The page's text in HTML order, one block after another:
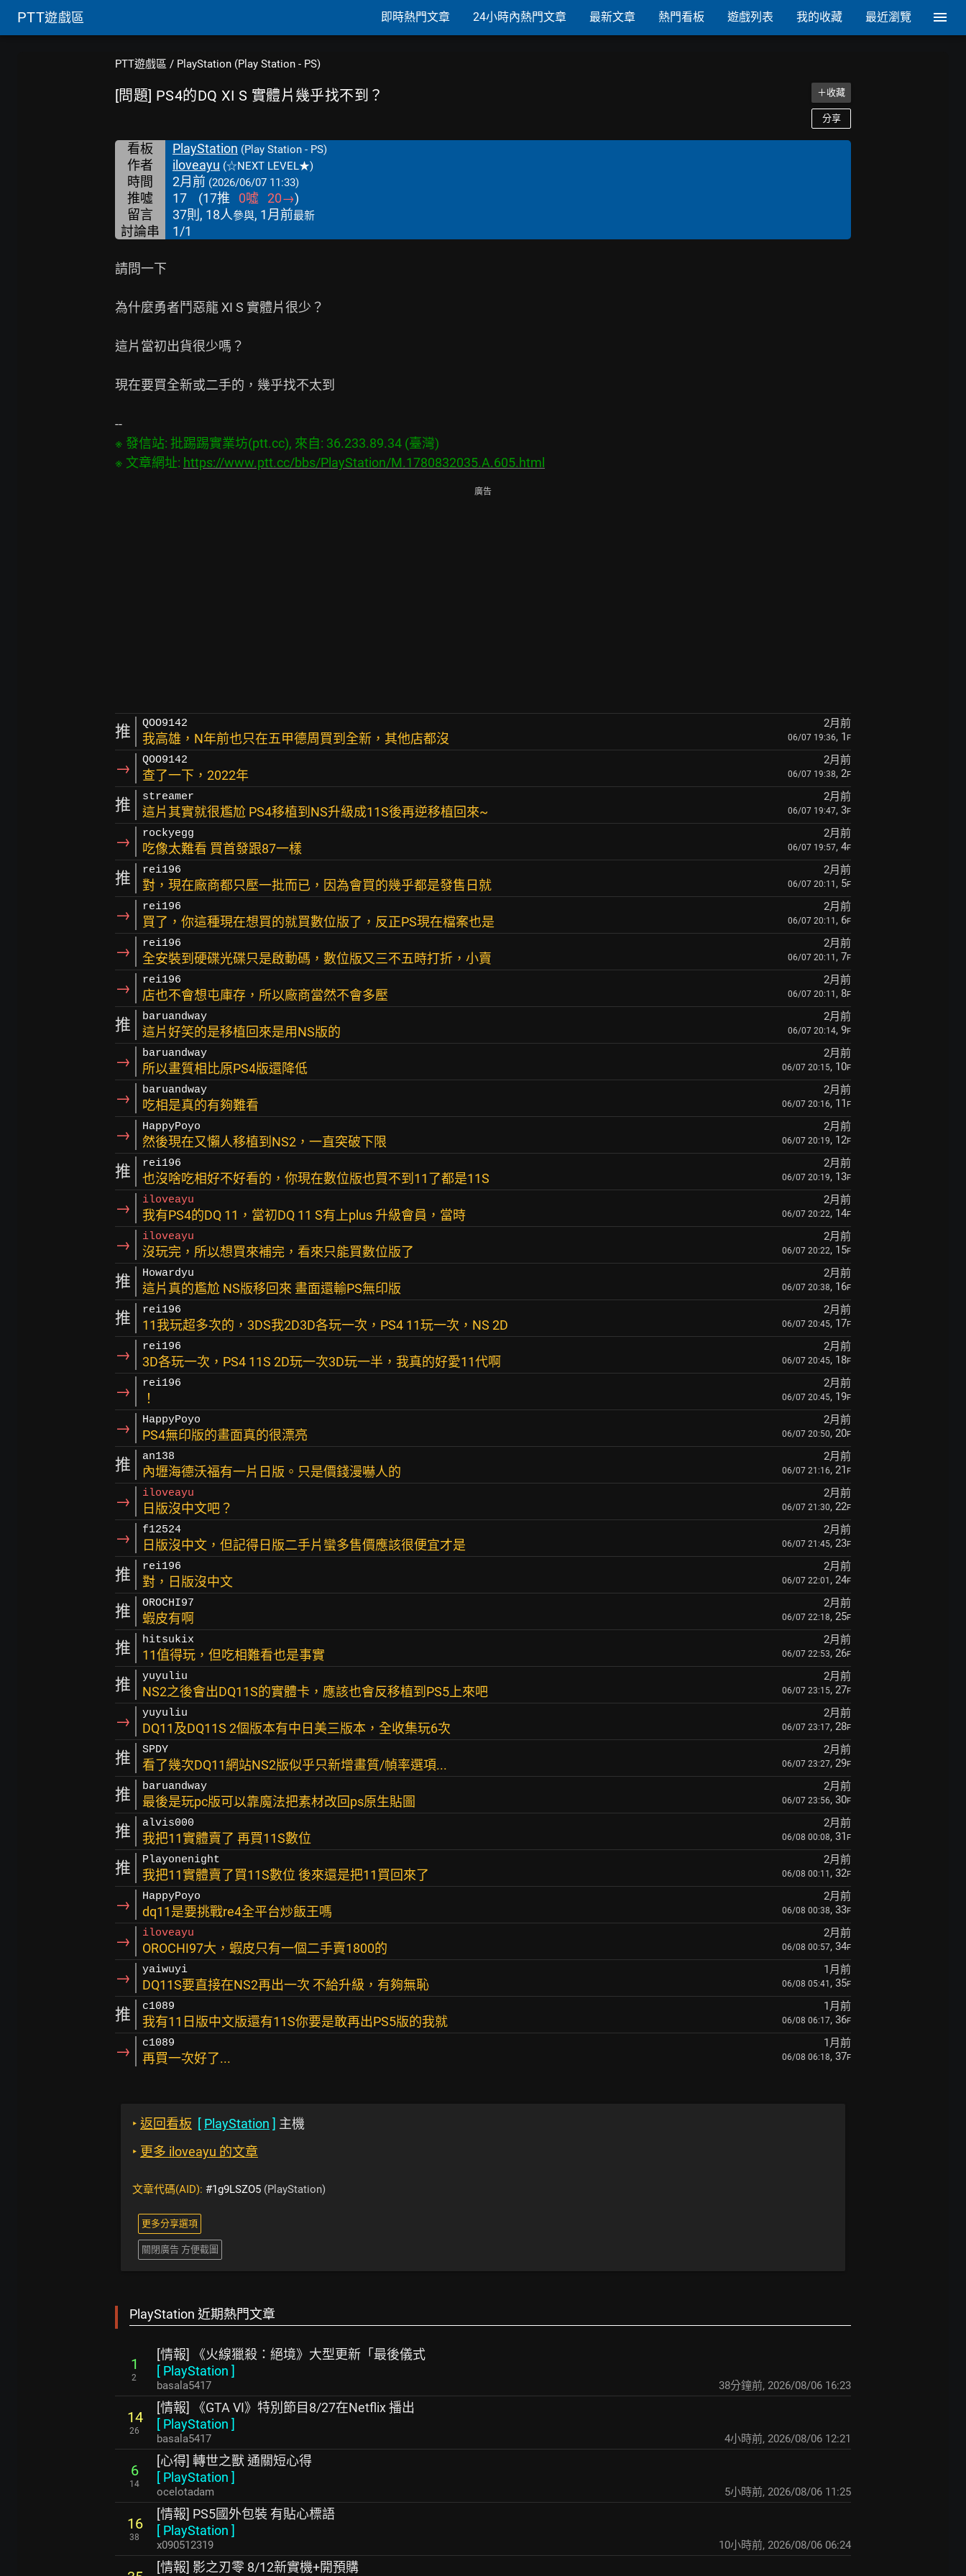
PTT遊戲區 即時熱門文章 24小時內熱門文章 最新文章 熱門看板 遊戲列表 我的收藏 最近瀏覽
PTT遊戲區 / PlayStation (Play Station - PS)
[問題] PS4的DQ XI S 實體片幾乎找不到？ ＋收藏
分享
看板 PlayStation (Play Station - PS)
作者 iloveayu (☆NEXT LEVEL★)
時間 2月前 (2026/06/07 11:33)
推噓 17 (17推 0噓 20→)
留言
37則, 18人參與, 1月前最新
討論串 1/1
請問一下
為什麼勇者鬥惡龍 XI S 實體片很少？
這片當初出貨很少嗎？
現在要買全新或二手的，幾乎找不太到
※ 發信站: 批踢踢實業坊(ptt.cc), 來自: 36.233.89.34 (臺灣)
※ 文章網址: https://www.ptt.cc/bbs/PlayStation/M.1780832035.A.605.html
廣告
推 QOO9142 2月前
我高雄，N年前也只在五甲德周買到全新，其他店都沒 06/07 19:36, 1 F
→ QOO9142 2月前
查了一下，2022年 06/07 19:38, 2F
推 streamer 2月前
這片其實就很尷尬 PS4移植到NS升級成11S後再逆移植回來~ 06/07 19:47, 3F
→ rockyegg 2月前
吃像太難看 買首發跟87一樣 06/07 19:57, 4F
推 rei196 2月前
對，現在廠商都只壓一批而已，因為會買的幾乎都是發售日就 06/07 20:11 , 5F
→ rei196 2月前
買了，你這種現在想買的就買數位版了，反正PS現在檔案也是 06/07 20:11 , 6F
→ rei196 2月前
全安裝到硬碟光碟只是啟動碼，數位版又三不五時打折，小賣 06/07 20:11 , 7F
→ rei196 2月前
店也不會想屯庫存，所以廠商當然不會多壓 06/07 20:11 , 8F
推 baruandway 2月前
這片好笑的是移植回來是用NS版的 06/07 20:14, 9F
→ baruandway 2月前
所以畫質相比原PS4版還降低 06/07 20:15, 10F
→ baruandway 2月前
吃相是真的有夠難看 06/07 20:16, 11 F
→ HappyPoyo 2月前
然後現在又懶人移植到NS2，一直突破下限 06/07 20:19, 12F
推 rei196 2月前
也沒啥吃相好不好看的，你現在數位版也買不到11了都是11S 06/07 20:19, 13F
→ iloveayu 2月前
我有PS4的DQ 11，當初DQ 11 S有上plus 升級會員，當時 06/07 20:22, 14F
→ iloveayu 2月前
沒玩完，所以想買來補完，看來只能買數位版了 06/07 20:22, 15F
推 Howardyu 2月前
這片真的尷尬 NS版移回來 畫面還輸PS無印版 06/07 20:38, 16F
推 rei196 2月前
11我玩超多次的，3DS我2D3D各玩一次，PS4 11玩一次，NS 2D 06/07 20:45, 17F
→ rei196 2月前
3D各玩一次，PS4 11S 2D玩一次3D玩一半，我真的好愛11代啊 06/07 20:45, 18F
→ rei196 2月前
！ 06/07 20:45, 19F
→ HappyPoyo 2月前
PS4無印版的畫面真的很漂亮 06/07 20:50, 20F
推 an138 2月前
內壢海德沃福有一片日版。只是價錢漫嚇人的 06/07 21:16, 21 F
→ iloveayu 2月前
日版沒中文吧？ 06/07 21:30, 22F
→ f12524 2月前
日版沒中文，但記得日版二手片蠻多售價應該很便宜才是 06/07 21:45, 23F
推 rei196 2月前
對，日版沒中文 06/07 22:01 , 24F
推 OROCHI97 2月前
蝦皮有啊 06/07 22:18, 25F
推 hitsukix 2月前
11值得玩，但吃相難看也是事實 06/07 22:53, 26F
推 yuyuliu 2月前
NS2之後會出DQ11S的實體卡，應該也會反移植到PS5上來吧 06/07 23:15, 27F
→ yuyuliu 2月前
DQ11及DQ11S 2個版本有中日美三版本，全收集玩6次 06/07 23:17, 28F
推 SPDY 2月前
看了幾次DQ11網站NS2版似乎只新增畫質/幀率選項... 06/07 23:27, 29F
推 baruandway 2月前
最後是玩pc版可以靠魔法把素材改回ps原生貼圖 06/07 23:56, 30F
推 alvis000 2月前
我把11實體賣了 再買11S數位 06/08 00:08, 31 F
推 Playonenight 2月前
我把11實體賣了買11S數位 後來還是把11買回來了 06/08 00:11 , 32F
→ HappyPoyo 2月前
dq11是要挑戰re4全平台炒飯王嗎 06/08 00:38, 33F
→ iloveayu 2月前
OROCHI97大，蝦皮只有一個二手賣1800的 06/08 00:57, 34F
→ yaiwuyi 1月前
DQ11S要直接在NS2再出一次 不給升級，有夠無恥 06/08 05:41 , 35F
推 c1089 1月前
我有11日版中文版還有11S你要是敢再出PS5版的我就 06/08 06:17, 36F
→ c1089 1月前
再買一次好了... 06/08 06:18, 37F
‣ 返回看板 [ PlayStation ] 主機
‣ 更多 iloveayu 的文章
文章代碼(AID): #1g9LSZO5 (PlayStation)
更多分享選項
關閉廣告 方便截圖
PlayStation 近期熱門文章
1
2
[情報] 《火線獵殺：絕境》大型更新「最後儀式
[ PlayStation ]
basala5417 38分鐘前, 2026/08/06 16:23
14
26
[情報] 《GTA VI》特別節目8/27在Netflix 播出
[ PlayStation ]
basala5417 4小時前, 2026/08/06 12:21
6
14
[心得] 轉世之獸 通關短心得
[ PlayStation ]
ocelotadam 5小時前, 2026/08/06 11:25
16
38
[情報] PS5國外包裝 有貼心標語
[ PlayStation ]
x090512319 10小時前, 2026/08/06 06:24
[情報] 影之刃零 8/12新實機+開預購